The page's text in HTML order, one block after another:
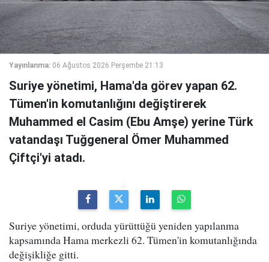
Yayınlanma: 06 Ağustos 2026 Perşembe 21:13
Suriye yönetimi, Hama'da görev yapan 62.
Tümen'in komutanlığını değiştirerek
Muhammed el Casim (Ebu Amşe) yerine Türk
vatandaşı Tuğgeneral Ömer Muhammed
Çiftçi'yi atadı.
Suriye yönetimi, orduda yürüttüğü yeniden yapılanma
kapsamında Hama merkezli 62. Tümen'in komutanlığında
değişikliğe gitti.